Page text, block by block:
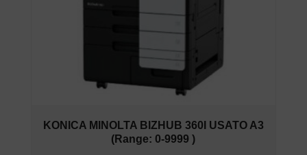
KONICA MINOLTA BIZHUB 360I USATO A3
(Range: 0-9999 )